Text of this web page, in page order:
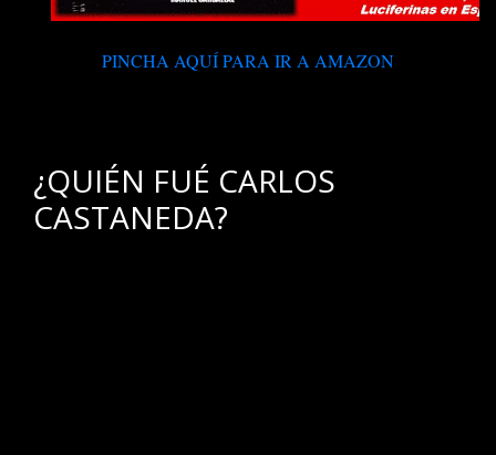
PINCHA AQUÍ PARA IR A AMAZON
¿QUIÉN FUÉ CARLOS
CASTANEDA?